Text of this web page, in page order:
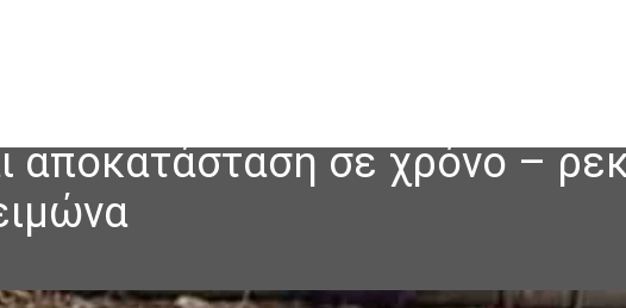
αποκατάσταση σε χρόνο –